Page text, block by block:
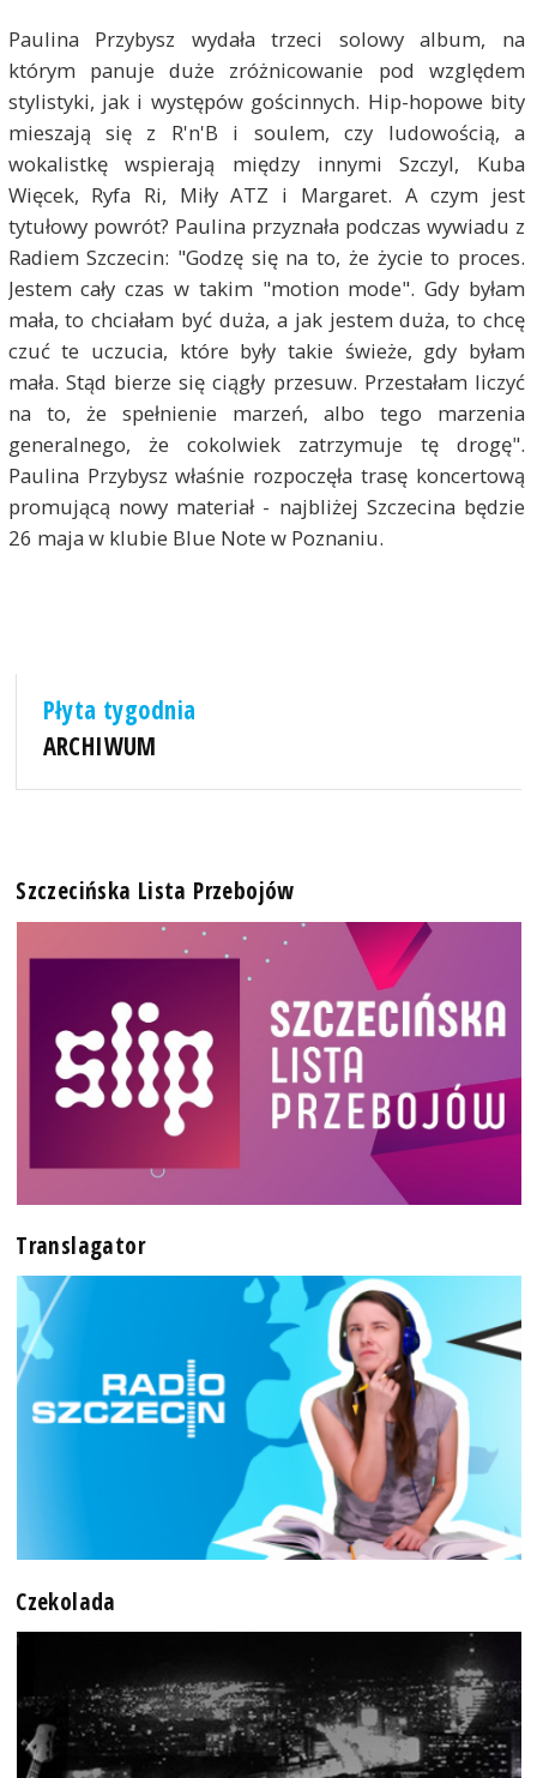
Paulina Przybysz wydała trzeci solowy album, na
którym panuje duże zróżnicowanie pod względem
stylistyki, jak i występów gościnnych. Hip-hopowe bity
mieszają się z R'n'B i soulem, czy ludowością, a
wokalistkę wspierają między innymi Szczyl, Kuba
Więcek, Ryfa Ri, Miły ATZ i Margaret. A czym jest
tytułowy powrót? Paulina przyznała podczas wywiadu z
Radiem Szczecin: "Godzę się na to, że życie to proces.
Jestem cały czas w takim "motion mode". Gdy byłam
mała, to chciałam być duża, a jak jestem duża, to chcę
czuć te uczucia, które były takie świeże, gdy byłam
mała. Stąd bierze się ciągły przesuw. Przestałam liczyć
na to, że spełnienie marzeń, albo tego marzenia
generalnego, że cokolwiek zatrzymuje tę drogę".
Paulina Przybysz właśnie rozpoczęła trasę koncertową
promującą nowy materiał - najbliżej Szczecina będzie
26 maja w klubie Blue Note w Poznaniu.
Płyta tygodnia
ARCHIWUM
Szczecińska Lista Przebojów
Translagator
Czekolada